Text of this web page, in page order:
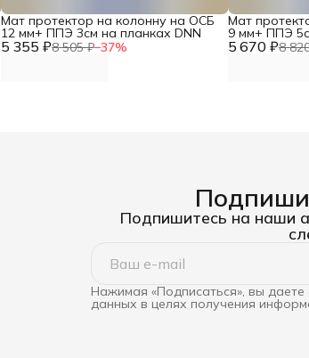
5 355 ₽8 505 ₽−37%
Мат протектор на колонну на ОСБ
12 мм+ ППЭ 3см на планках DNN
5 670 ₽8
Мат
9 мм+ ППЭ
Подпишитесь на наши
Нажимая «Подписаться», вы
данных в целях получения